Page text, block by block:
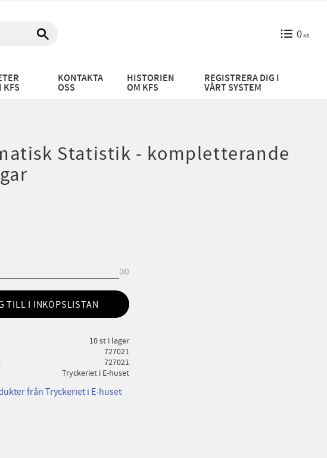
0KR
KFS
KONTAKTA
OSS
HISTORIEN
OM KFS
REGISTRERA DIG I
VÅRT SYSTEM
Statistik - kompletterande
st
TILL I INKÖPSLISTAN
10 st i lager
727021
727021
Tryckeriet i E-huset
från Tryckeriet i E-huset